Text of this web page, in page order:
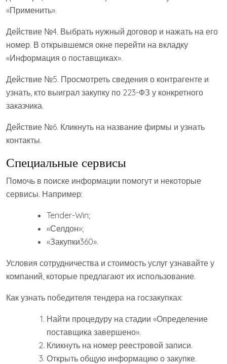
«Применить».
Действие №4. Выбрать нужный договор и нажать на его
номер. В открывшемся окне перейти на вкладку
«Информация о поставщиках».
Действие №5. Просмотреть сведения о контрагенте и
узнать, кто выиграл закупку по 223-ФЗ у конкретного
заказчика.
Действие №6. Кликнуть на название фирмы и узнать
контакты.
Специальные сервисы
Помочь в поиске информации помогут и некоторые
сервисы. Например:
Tender-Win;
«Селдон»;
«Закупки360».
Условия сотрудничества и стоимость услуг узнавайте у
компаний, которые предлагают их использование.
Как узнать победителя тендера на госзакупках:
Найти процедуру на стадии «Определение
поставщика завершено».
Кликнуть на номер реестровой записи.
Открыть общую информацию о закупке.